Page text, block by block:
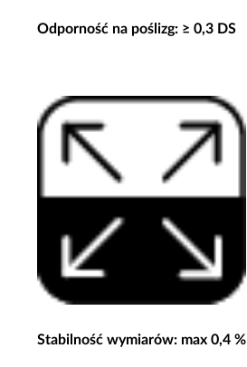
Odporność na poślizg: ≥ 0,3 DS
Stabilność wymiarów: max 0,4 %